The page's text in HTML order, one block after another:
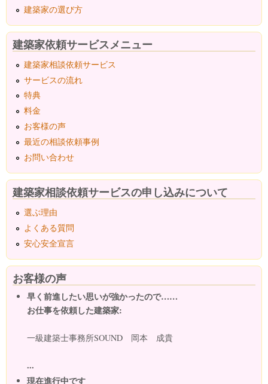
建築家の選び方
建築家依頼サービスメニュー
建築家相談依頼サービス
サービスの流れ
特典
料金
お客様の声
最近の相談依頼事例
お問い合わせ
建築家相談依頼サービスの申し込みについて
選ぶ理由
よくある質問
安心安全宣言
お客様の声
早く前進したい思いが強かったので……
お仕事を依頼した建築家:
一級建築士事務所SOUND 岡本 成貴
...
現在進行中です